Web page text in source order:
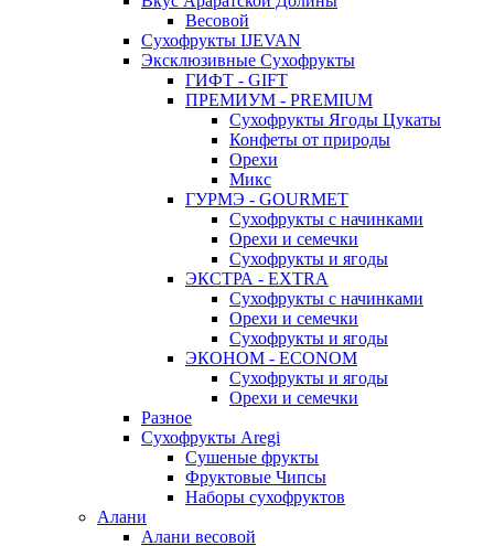
Весовой
Сухофрукты IJEVAN
Эксклюзивные Сухофрукты
ГИФТ - GIFT
ПРЕМИУМ - PREMIUM
Сухофрукты Ягоды Цукаты
Конфеты от природы
Орехи
Микс
ГУРМЭ - GOURMET
Сухофрукты с начинками
Орехи и семечки
Сухофрукты и ягоды
ЭКСТРА - EXTRA
Сухофрукты с начинками
Орехи и семечки
Сухофрукты и ягоды
ЭКОНОМ - ECONOM
Сухофрукты и ягоды
Орехи и семечки
Разное
Сухофрукты Aregi
Сушеные фрукты
Фруктовые Чипсы
Наборы сухофруктов
Алани
Алани весовой